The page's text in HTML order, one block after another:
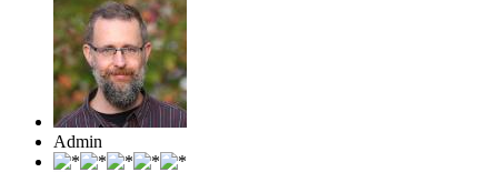
Admin